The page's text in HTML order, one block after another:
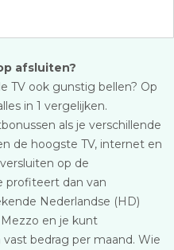
afsluiten?
TV ook gunstig bellen? Op
in 1 vergelijken.
als je verschillende
de hoogste TV, internet en
op de
profiteert dan van
Nederlandse (HD)
en je kunt
bedrag per maand. Wie